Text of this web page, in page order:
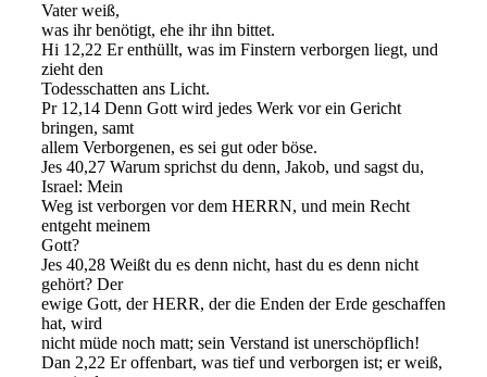
Vater weiß,
was ihr benötigt, ehe ihr ihn bittet.
Hi 12,22 Er enthüllt, was im Finstern verborgen liegt, und
zieht den
Todesschatten ans Licht.
Pr 12,14 Denn Gott wird jedes Werk vor ein Gericht
bringen, samt
allem Verborgenen, es sei gut oder böse.
Jes 40,27 Warum sprichst du denn, Jakob, und sagst du,
Israel: Mein
Weg ist verborgen vor dem HERRN, und mein Recht
entgeht meinem
Gott?
Jes 40,28 Weißt du es denn nicht, hast du es denn nicht
gehört? Der
ewige Gott, der HERR, der die Enden der Erde geschaffen
hat, wird
nicht müde noch matt; sein Verstand ist unerschöpflich!
Dan 2,22 Er offenbart, was tief und verborgen ist; er weiß,